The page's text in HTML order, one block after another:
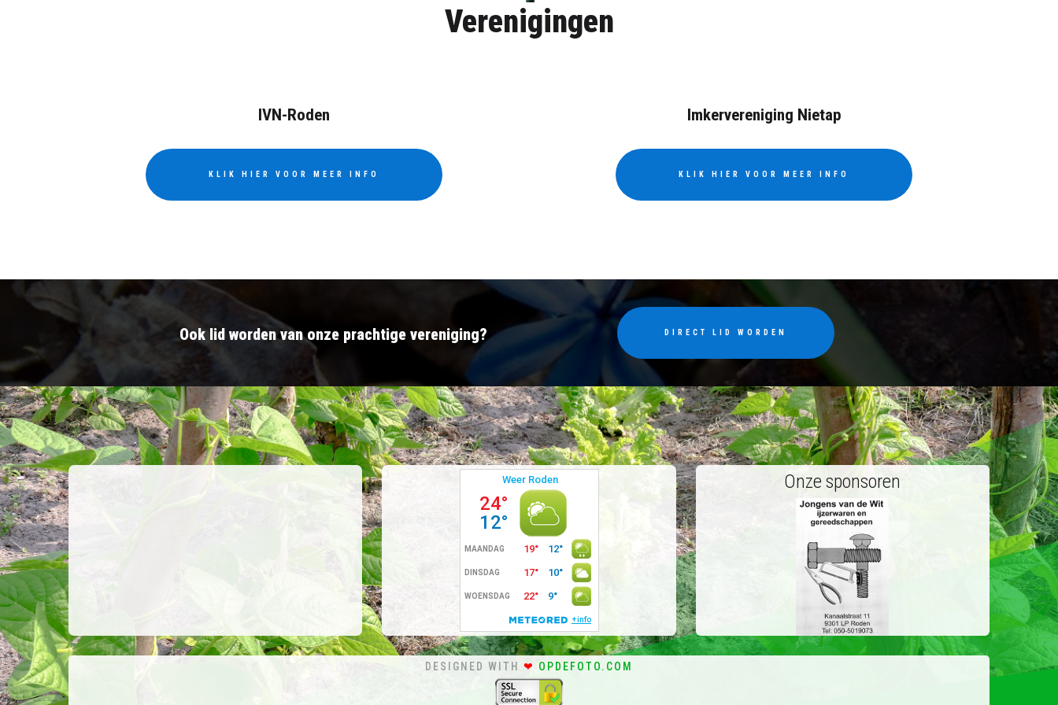
Verenigingen
IVN-Roden
KLIK HIER VOOR MEER INFO
Imkervereniging Nietap
KLIK HIER VOOR MEER INFO
Ook lid worden van onze prachtige vereniging? DIRECT LID WORDEN
Onze sponsoren
DESIGNED WITH ❤ OPDEFOTO.COM